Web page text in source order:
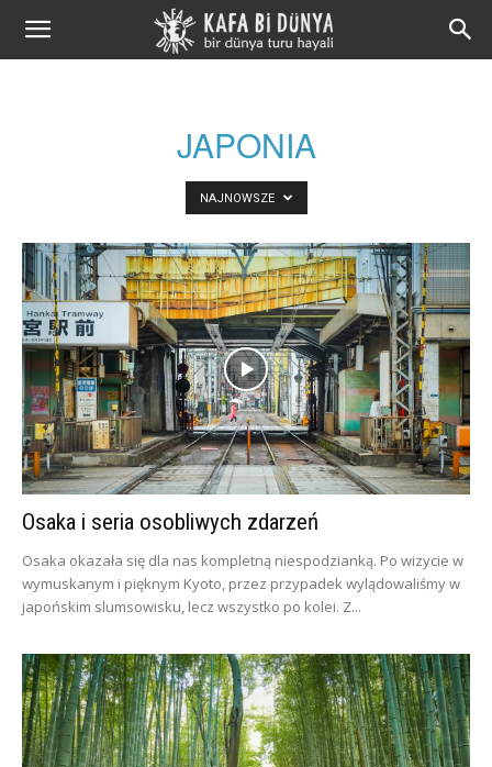
Kafa
JAPONIA
NAJNOWSZE
Osaka i seria osobliwych zdarzeń
Osaka okazała się dla nas kompletną niespodzianką. Po wizycie w
wymuskanym i pięknym Kyoto, przez przypadek wylądowaliśmy w
japońskim slumsowisku, lecz wszystko po kolei. Z...